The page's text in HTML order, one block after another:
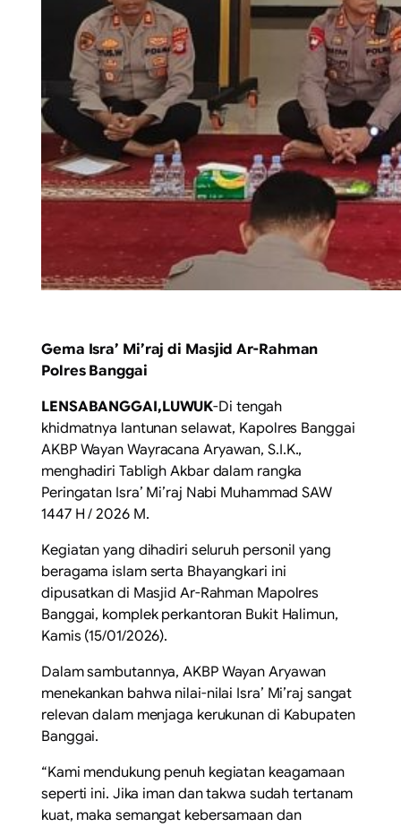
Gema Isra’ Mi’raj di Masjid Ar-Rahman
Polres Banggai
LENSABANGGAI,LUWUK-Di tengah
khidmatnya lantunan selawat, Kapolres Banggai
AKBP Wayan Wayracana Aryawan, S.I.K.,
menghadiri Tabligh Akbar dalam rangka
Peringatan Isra’ Mi’raj Nabi Muhammad SAW
1447 H / 2026 M.
Kegiatan yang dihadiri seluruh personil yang
beragama islam serta Bhayangkari ini
dipusatkan di Masjid Ar-Rahman Mapolres
Banggai, komplek perkantoran Bukit Halimun,
Kamis (15/01/2026).
Dalam sambutannya, AKBP Wayan Aryawan
menekankan bahwa nilai-nilai Isra’ Mi’raj sangat
relevan dalam menjaga kerukunan di Kabupaten
Banggai.
“Kami mendukung penuh kegiatan keagamaan
seperti ini. Jika iman dan takwa sudah tertanam
kuat, maka semangat kebersamaan dan